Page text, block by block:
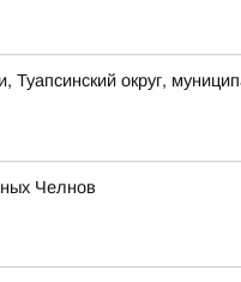
округ,
Челнов